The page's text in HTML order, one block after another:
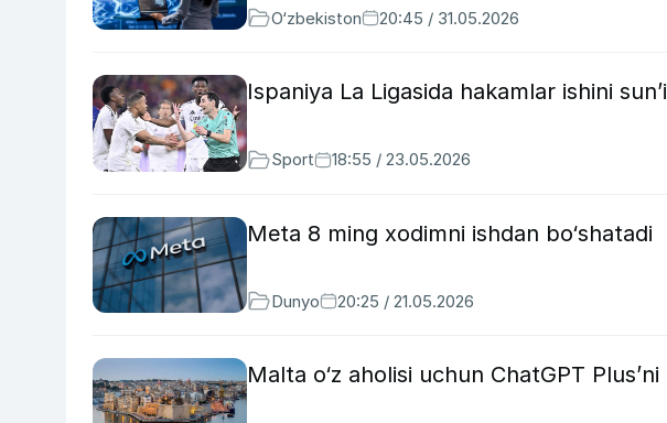
O‘zbekiston 20:45 / 31.05.2026
Ispaniya La Ligasida hakamlar ishini
Sport 18:55 / 23.05.2026
Meta 8 ming xodimni ishdan bo‘shatadi
Dunyo 20:25 / 21.05.2026
Malta o‘z aholisi uchun ChatGPT